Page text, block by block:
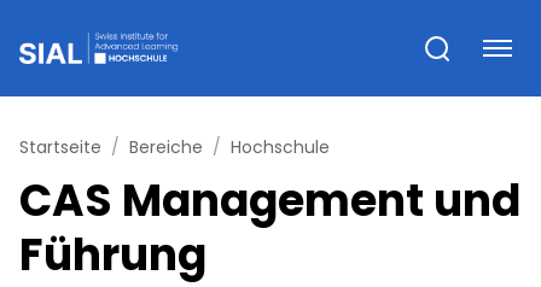
Startseite Bereiche Hochschule
CAS Management und
Führung